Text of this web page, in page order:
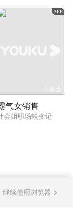
APP
13集全
气女销售
会姐职场蜕变记
继续使用浏览器